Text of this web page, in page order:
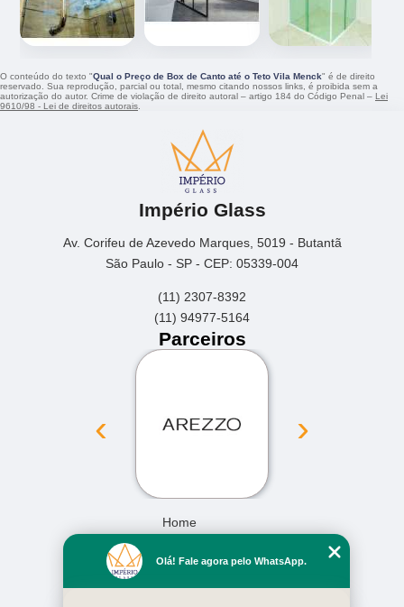
O conteúdo do texto "Qual o Preço de Box de Canto até o Teto Vila Menck" é de direito
reservado. Sua reprodução, parcial ou total, mesmo citando nossos links, é proibida sem a
autorização do autor. Crime de violação de direito autoral – artigo 184 do Código Penal – Lei
9610/98 - Lei de direitos autorais
Império Glass
Av. Corifeu de Azevedo Marques, 5019 - Butantã
São Paulo - SP - CEP: 05339-004
(11) 2307-8392
(11) 94977-5164
Parceiros
‹ ›
Home
Missão
Olá! Fale agora pelo WhatsApp.